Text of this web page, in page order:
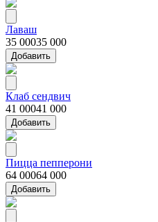
Лаваш
35 00035 000
Добавить
Клаб сендвич
41 00041 000
Добавить
Пицца пепперони
64 00064 000
Добавить